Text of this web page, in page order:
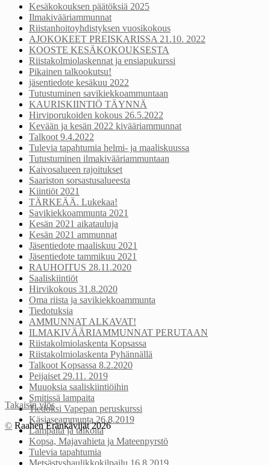
Kesäkokouksen päätöksiä 2025
Ilmakivääriammunnat
Riistanhoitoyhdistyksen vuosikokous
AJOKOKEET PREISKARISSA 21.10. 2022
KOOSTE KESÄKOKOUKSESTA
Riistakolmiolaskennat ja ensiapukurssi
Pikainen talkookutsu!
jäsentiedote kesäkuu 2022
Tutustuminen savikiekkoammuntaan
KAURISKIINTIÖ TÄYNNÄ
Hirviporukoiden kokous 26.5.2022
Kevään ja kesän 2022 kivääriammunnat
Talkoot 9.4.2022
Tulevia tapahtumia helmi- ja maaliskuussa
Tutustuminen ilmakivääriammuntaan
Kaivosalueen rajoitukset
Saariston sorsastusalueesta
Kiintiöt 2021
TÄRKEÄÄ. Lukekaa!
Savikiekkoammunta 2021
Kesän 2021 aikatauluja
Kesän 2021 ammunnat
Jäsentiedote maaliskuu 2021
Jäsentiedote tammikuu 2021
RAUHOITUS 28.11.2020
Saaliskiintiöt
Hirvikokous 31.8.2020
Oma riista ja savikiekkoammunta
Tiedotuksia
AMMUNNAT ALKAVAT!
ILMAKIVÄÄRIAMMUNNAT PERUTAAN
Riistakolmiolaskenta Kopsassa
Riistakolmiolaskenta Pyhännällä
Talkoot Kopsassa 8.2.2020
Peijaiset 29.11. 2019
Muuoksia saaliskiintiöihin
Smitissä lampaita
Tiedoksi Vapepan peruskurssi
Käsiaseammunta 26.8.2019
Lampaita ja talkoita
Kopsa, Majavahieta ja Mateenpyrstö
Tulevia tapahtumia
Metsästyshaulikkokilpailu 16.8 2019
Takaisin ylös
© Raahen Eränkävijät 2026